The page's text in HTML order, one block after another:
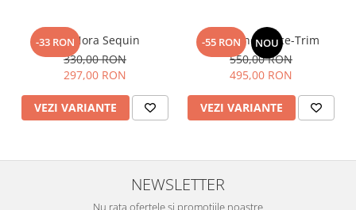
-33 RONTop Nora Sequin
330,00 RON
297,00 RON
VEZI VARIANTE
-55 RON NOU
Fusta Linen Lace-Trim
550,00 RON
495,00 RON
VEZI VARIANTE
NEWSLETTER
Nu rata ofertele si promotiile noastre